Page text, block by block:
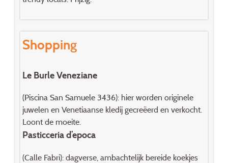
Shopping
Le Burle Veneziane
(Piscina San Samuele 3436): hier worden originele
juwelen en Venetiaanse kledij gecreëerd en verkocht.
Loont de moeite.
Pasticceria d’epoca
(Calle Fabri): dagverse, ambachtelijk bereide koekjes